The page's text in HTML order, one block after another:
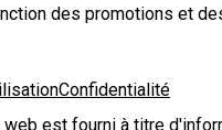
des promotions et
Confidentialité
est fourni à titre